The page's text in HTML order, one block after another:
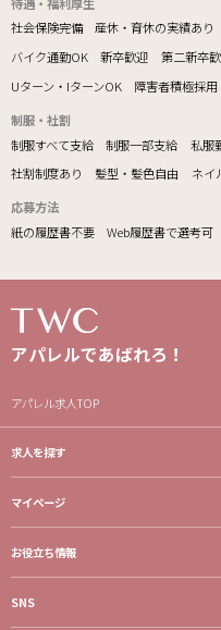
社会保険完備
産休・育休の実績あり
バイク通勤OK
新卒歓迎 第二新卒
Uターン・IターンOK
障害者積極採用
制服・社割
制服すべて支給
制服一部支給 私服
社割制度あり
髪型・髪色自由 ネイ
応募方法
紙の履歴書不要
Web履歴書で選考可
アパレルであばれろ！
アパレル求人TOP
求人を探す
マイページ
お役立ち情報
SNS